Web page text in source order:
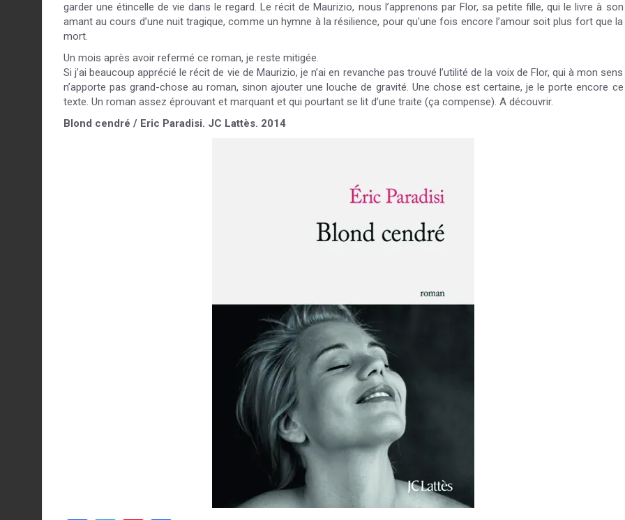
garder une étincelle de vie dans le regard. Le récit de Maurizio, nous l’apprenons par Flor, sa petite fille, qui le livre à son
amant au cours d’une nuit tragique, comme un hymne à la résilience, pour qu’une fois encore l’amour soit plus fort que la
mort.
Un mois après avoir refermé ce roman, je reste mitigée.
Si j’ai beaucoup apprécié le récit de vie de Maurizio, je n’ai en revanche pas trouvé l’utilité de la voix de Flor, qui à mon sens
n’apporte pas grand-chose au roman, sinon ajouter une louche de gravité. Une chose est certaine, je le porte encore ce
texte. Un roman assez éprouvant et marquant et qui pourtant se lit d’une traite (ça compense). A découvrir.
Blond cendré / Eric Paradisi. JC Lattès. 2014